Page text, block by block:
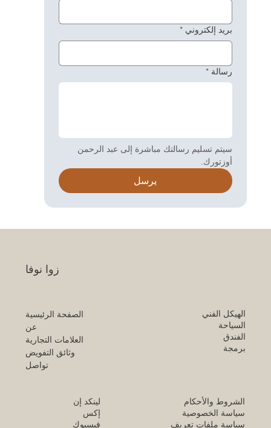
بريد إلكتروني *
رسالة *
أوزتورك.
يرسل
زوا نوفا
الصفحة الرئيسية
عن
العلامات التجارية
وثائق التفويض
تواصل
الهيكل الفني
السياحة
الفندق
برمجة
الشروط والأحكام
سياسة الخصوصية
سياسة ملفات تعريف
لينكد إن
إكس
فيسبوك